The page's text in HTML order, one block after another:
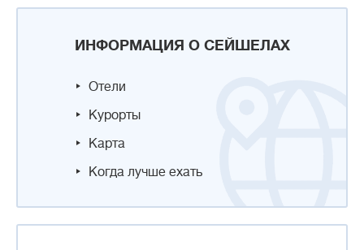
ИНФОРМАЦИЯ О СЕЙШЕЛАХ
Отели
Курорты
Карта
Когда лучше ехать